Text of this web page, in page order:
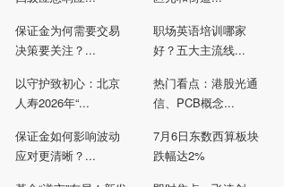
保证金为何需要交易
决策要关注？...
职场英语培训哪家
好？五大主流线...
以守护致初心：北京
人寿2026年“...
热门看点：港股光通
信、PCB概念...
保证金如何影响波动
应对更清晰？...
7月6日东数西算板块
跌幅达2%